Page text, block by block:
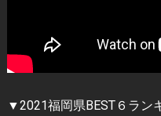
▼2021福岡県BEST６ラン